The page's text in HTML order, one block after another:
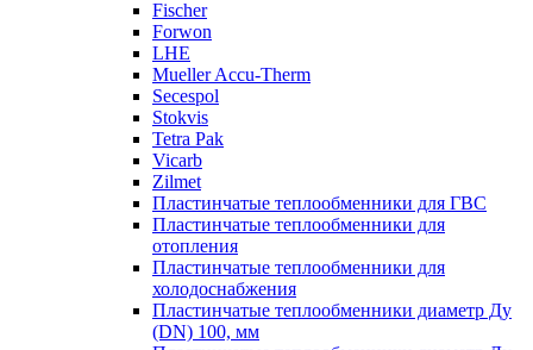
Fischer
Forwon
LHE
Mueller Accu-Therm
Secespol
Stokvis
Tetra Pak
Vicarb
Zilmet
Пластинчатые теплообменники для ГВС
Пластинчатые теплообменники для
отопления
Пластинчатые теплообменники для
холодоснабжения
Пластинчатые теплообменники диаметр Ду
(DN) 100, мм